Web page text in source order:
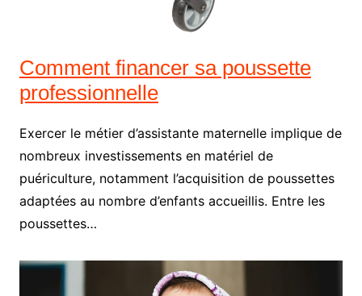
Comment financer sa poussette
professionnelle
Exercer le métier d’assistante maternelle implique de
nombreux investissements en matériel de
puériculture, notamment l’acquisition de poussettes
adaptées au nombre d’enfants accueillis. Entre les
poussettes…